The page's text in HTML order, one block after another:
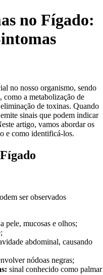
no Fígado:
no nosso organismo, sendo
como a metabolização de
de toxinas. Quando
sinais que podem indicar
artigo, vamos abordar os
e como identificá-los.
ser observados
pele, mucosas e olhos;
abdominal, causando
nódoas negras;
sinal conhecido como palmar